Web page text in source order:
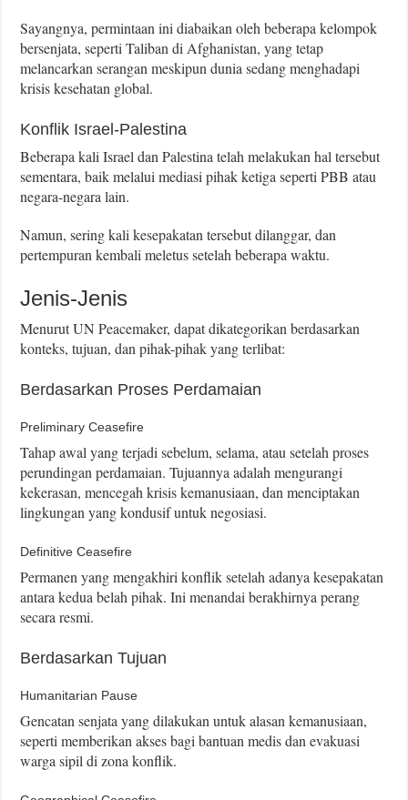
Sayangnya, permintaan ini diabaikan oleh beberapa kelompok
bersenjata, seperti Taliban di Afghanistan, yang tetap
melancarkan serangan meskipun dunia sedang menghadapi
krisis kesehatan global.
Konflik Israel-Palestina
Beberapa kali Israel dan Palestina telah melakukan hal tersebut
sementara, baik melalui mediasi pihak ketiga seperti PBB atau
negara-negara lain.
Namun, sering kali kesepakatan tersebut dilanggar, dan
pertempuran kembali meletus setelah beberapa waktu.
Jenis-Jenis
Menurut UN Peacemaker, dapat dikategorikan berdasarkan
konteks, tujuan, dan pihak-pihak yang terlibat:
Berdasarkan Proses Perdamaian
Preliminary Ceasefire
Tahap awal yang terjadi sebelum, selama, atau setelah proses
perundingan perdamaian. Tujuannya adalah mengurangi
kekerasan, mencegah krisis kemanusiaan, dan menciptakan
lingkungan yang kondusif untuk negosiasi.
Definitive Ceasefire
Permanen yang mengakhiri konflik setelah adanya kesepakatan
antara kedua belah pihak. Ini menandai berakhirnya perang
secara resmi.
Berdasarkan Tujuan
Humanitarian Pause
Gencatan senjata yang dilakukan untuk alasan kemanusiaan,
seperti memberikan akses bagi bantuan medis dan evakuasi
warga sipil di zona konflik.